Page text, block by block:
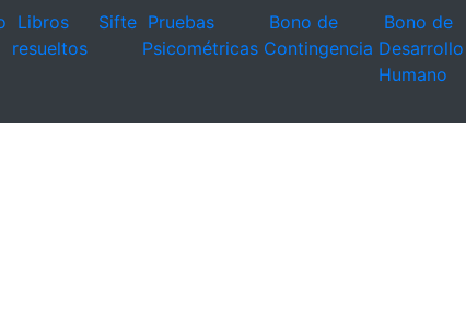
Libros
resueltos
Sifte Pruebas
Psicométricas
Bono de
Contingencia
Bono de
Desarrollo
Humano